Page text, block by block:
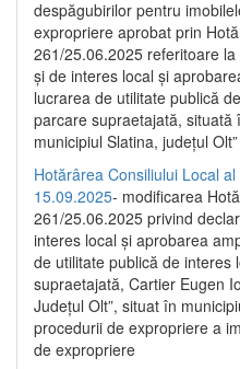
despăgubirilor pentru
expropriere aprobat prin
261/25.06.2025 referitoare
și de interes local și
lucrarea de utilitate publică
parcare supraetajată, situată
municipiul Slatina, județul Olt”
Hotărârea Consiliului Local
15.09.2025- modificarea
261/25.06.2025 privind
interes local și aprobarea
de utilitate publică de interes
supraetajată, Cartier Eugen
Județul Olt”, situat în
procedurii de expropriere a
de expropriere